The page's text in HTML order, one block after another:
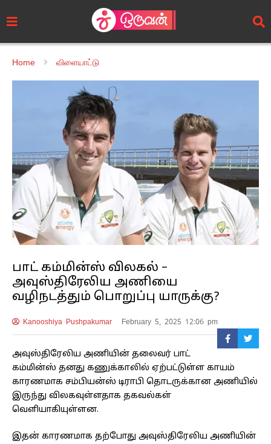
Home விளையாட்டு
பாட் கம்மின்ஸ் விலகல் –
அவுஸ்திரேலிய அணியை
வழிநடத்தும் பொறுப்பு யாருக்கு?
Kanooshiya Pushpakumar February 5, 2025 12:06 pm
அவுஸ்திரேலிய அணியின் தலைவர் பாட்
கம்மின்ஸ் தனது கணுக்காலில் ஏற்பட்டுள்ள காயம்
காரணமாக சம்பியன்ஸ் டிராபி தொடருக்கான அணியில்
இருந்து விலகவுள்ளதாக தகவல்கள்
வெளியாகியுள்ளன.
இதன் காரணமாக தற்போது அவுஸ்திரேலிய அணியின்